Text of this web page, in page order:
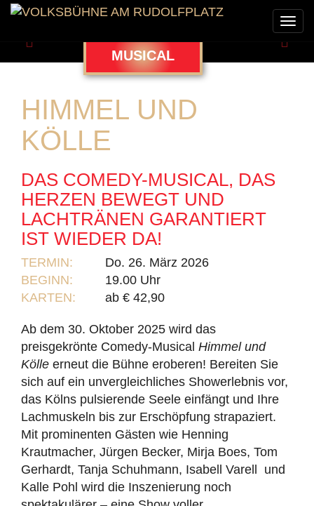
Zurück MUSICAL
HIMMEL UND
KÖLLE
DAS COMEDY-MUSICAL, DAS
HERZEN BEWEGT UND
LACHTRÄNEN GARANTIERT
IST WIEDER DA!
TERMIN:
Do. 26. März 2026
BEGINN:
19.00 Uhr
KARTEN:
ab € 42,90
Ab dem 30. Oktober 2025 wird das
preisgekrönte Comedy-Musical Himmel und
Kölle erneut die Bühne eroberen! Bereiten Sie
sich auf ein unvergleichliches Showerlebnis vor,
das Kölns pulsierende Seele einfängt und Ihre
Lachmuskeln bis zur Erschöpfung strapaziert.
Mit prominenten Gästen wie Henning
Krautmacher, Jürgen Becker, Mirja Boes, Tom
Gerhardt, Tanja Schuhmann, Isabell Varell und
Kalle Pohl wird die Inszenierung noch